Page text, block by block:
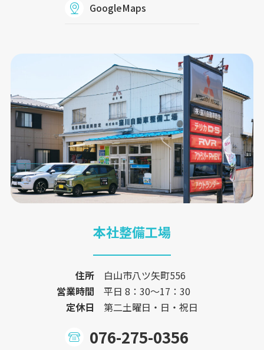
GoogleMaps
本社整備工場
住所
白山市八ツ矢町556
営業時間
平日 8：30〜17：30
定休日
第二土曜日・日・祝日
076-275-0356